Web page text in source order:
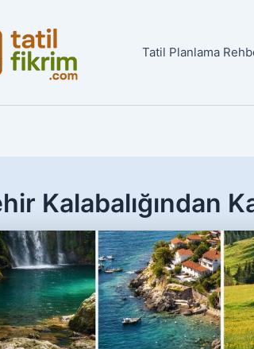
Tatil Planlama
Kalabalığından